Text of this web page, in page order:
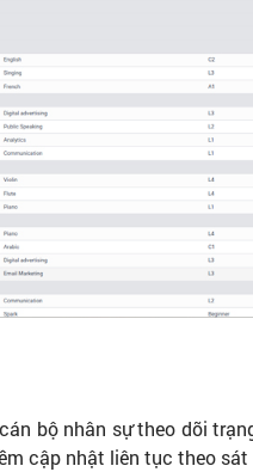
bộ nhân sự theo dõi
cập nhật liên tục theo